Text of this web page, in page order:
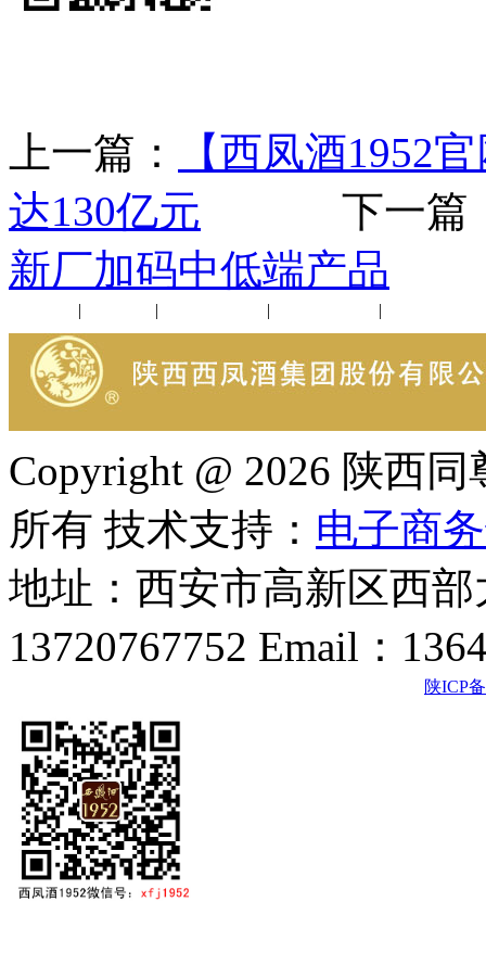
上一篇：
【西凤酒1952
达130亿元 下一篇
新厂加码中低端产品
| | | |
Copyright @ 2026 陕西
所有 技术支持： 电子商
地址：西安市高新区西
13720767752 Email：
陕ICP